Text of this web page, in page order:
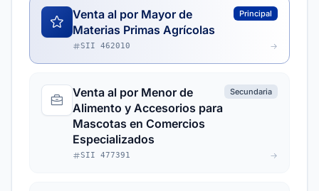
Venta al por Mayor de
Materias Primas Agrícolas
Principal
SII 462010
Venta al por Menor de
Alimento y Accesorios para
Mascotas en Comercios
Especializados
Secundaria
SII 477391